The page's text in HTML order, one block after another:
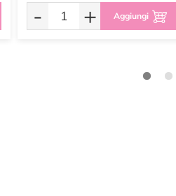
- + Aggiungi